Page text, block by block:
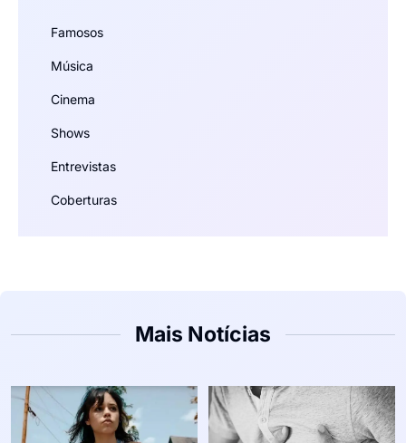
Famosos
Música
Cinema
Shows
Entrevistas
Coberturas
Mais Notícias